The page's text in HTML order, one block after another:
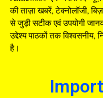
की ताज़ा खबरें, टेक्नोलॉजी,
से जुड़ी सटीक एवं उपयोगी
उद्देश्य पाठकों तक विश्वसनीय,
है।